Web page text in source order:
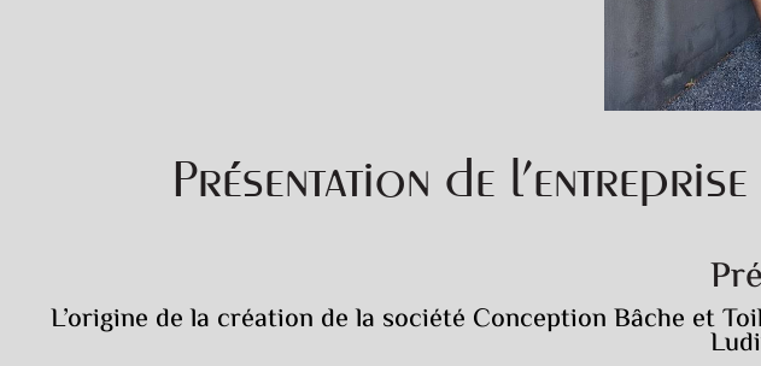
Présentation de
L’origine de la création de la société Conception Bâche et